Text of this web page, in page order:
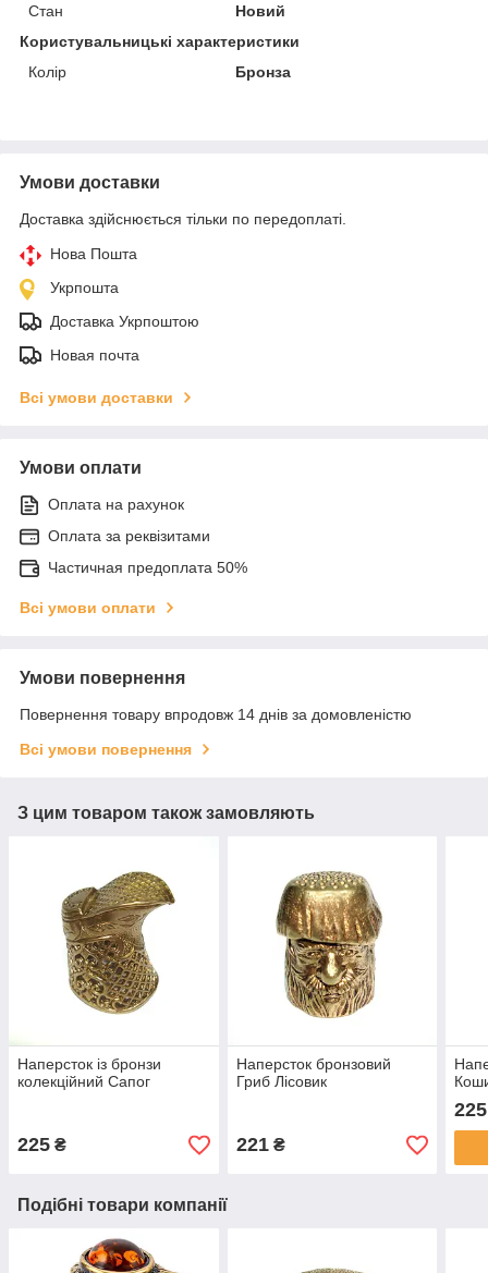
Стан
Новий
Користувальницькі характеристики
Колір
Бронза
Умови доставки
Доставка здійснюється тільки по передоплаті.
Нова Пошта
Укрпошта
Доставка Укрпоштою
Новая почта
Всі умови доставки
Умови оплати
Оплата на рахунок
Оплата за реквізитами
Частичная предоплата 50%
Всі умови оплати
Умови повернення
Повернення товару впродовж 14 днів за домовленістю
Всі умови повернення
З цим товаром також замовляють
Наперсток із бронзи
колекційний Сапог
225 ₴
Наперсток бронзовий
Гриб Лісовик
221₴
225
Подібні товари компанії